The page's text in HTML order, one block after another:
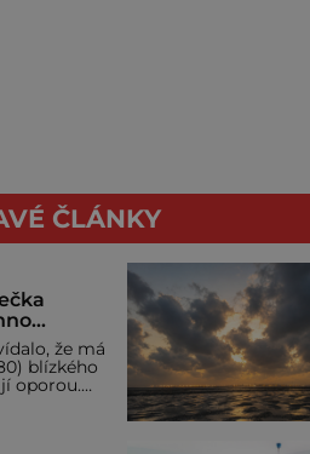
ČLÁNKY
že má
blízkého
oporou.
o